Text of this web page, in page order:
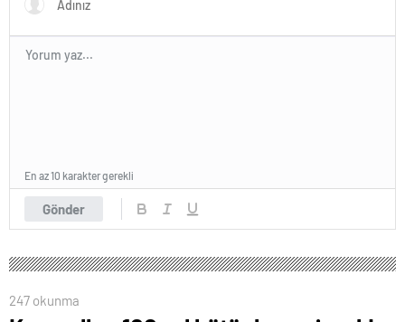
Gönder
En az 10 karakter gerekli
247 okunma